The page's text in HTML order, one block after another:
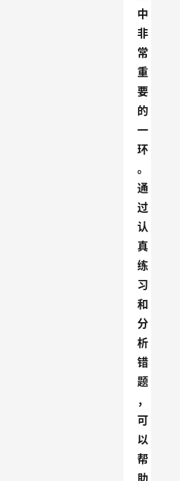
中
非
常
重
要
的
一
环
。
通
过
认
真
练
习
和
分
析
错
题
，
可
以
帮
助